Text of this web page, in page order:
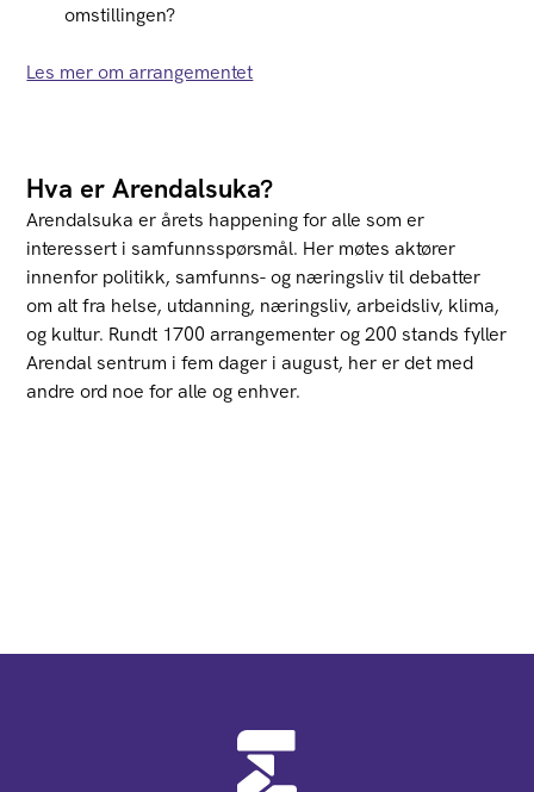
omstillingen?
Les mer om arrangementet
Hva er Arendalsuka?
Arendalsuka erårets happening for alle som er
interessert i samfunnsspørsmål. Her møtesaktører
innenfor politikk, samfunns- og næringsliv til debatter
omalt fra helse, utdanning, næringsliv, arbeidsliv, klima,
og kultur. Rundt 1700 arrangementer og 200 stands fyller
Arendal sentrum i fem dager i august, her er det med
andre ord noe foralle og enhver.